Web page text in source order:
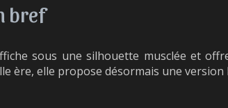
bref
sous une silhouette musclée et
ère, elle propose désormais une version